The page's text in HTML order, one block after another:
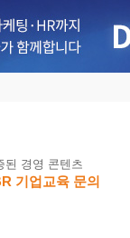
된 경영 콘텐츠
기업교육 문의